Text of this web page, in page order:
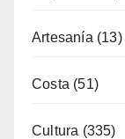
Deporte(65)
Enología(119)
Eventos(116)